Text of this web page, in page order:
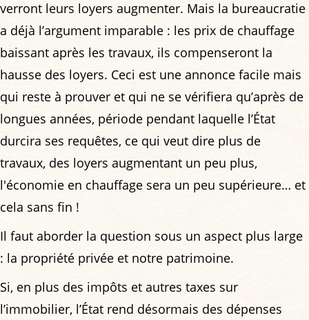
verront leurs loyers augmenter. Mais la bureaucratie
a déjà l’argument imparable : les prix de chauffage
baissant après les travaux, ils compenseront la
hausse des loyers. Ceci est une annonce facile mais
qui reste à prouver et qui ne se vérifiera qu’après de
longues années, période pendant laquelle l’État
durcira ses requêtes, ce qui veut dire plus de
travaux, des loyers augmentant un peu plus,
l'économie en chauffage sera un peu supérieure… et
cela sans fin !
Il faut aborder la question sous un aspect plus large
: la propriété privée et notre patrimoine.
Si, en plus des impôts et autres taxes sur
l’immobilier, l’État rend désormais des dépenses